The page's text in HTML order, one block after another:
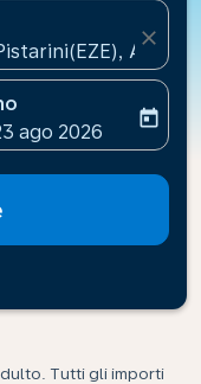
close
labelreturn-date-
ago 2026
today
Tutti gli importi